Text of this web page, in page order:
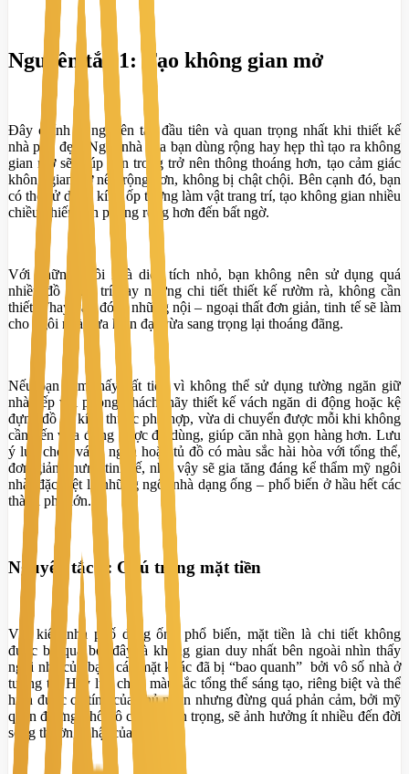
Nguyên tắc 1: Tạo không gian mở
Đây chính là nguyên tắc đầu tiên và quan trọng nhất khi thiết kế
nhà phố đẹp. Ngôi nhà của bạn dùng rộng hay hẹp thì tạo ra không
gian mở sẽ giúp bên trong trở nên thông thoáng hơn, tạo cảm giác
không gian trở nên rộng hơn, không bị chật chội. Bên cạnh đó, bạn
có thể sử dụng kính ốp tường làm vật trang trí, tạo không gian nhiều
chiều khiến căn phòng rộng hơn đến bất ngờ.
Với những ngôi nhà diện tích nhỏ, bạn không nên sử dụng quá
nhiều đồ trang trí hay những chi tiết thiết kế rườm rà, không cần
thiết. Thay vào đó là những nội – ngoại thất đơn giản, tinh tế sẽ làm
cho ngôi nhà vừa hiện đại vừa sang trọng lại thoáng đãng.
Nếu bạn cảm thấy bất tiện vì không thể sử dụng tường ngăn giữ
nhà bếp với phòng khách, hãy thiết kế vách ngăn di động hoặc kệ
đựng đồ có kích thước phù hợp, vừa di chuyển được mỗi khi không
cần đến vừa đựng được đồ dùng, giúp căn nhà gọn hàng hơn. Lưu
ý lựa chọn vách ngăn hoặc tủ đồ có màu sắc hài hòa với tổng thể,
đơn giản nhưng tinh tế, như vậy sẽ gia tăng đáng kể thẩm mỹ ngôi
nhà, đặc biệt là những ngôi nhà dạng ống – phổ biến ở hầu hết các
thành phố lớn.
Nguyên tắc 2: Chú trọng mặt tiền
Với kiểu nhà phố dạng ống phổ biến, mặt tiền là chi tiết không
được bỏ qua bởi đây là không gian duy nhất bên ngoài nhìn thấy
ngôi nhà của bạn, các mặt khác đã bị “bao quanh” bởi vô số nhà ở
tương tự. Hãy lựa chọn màu sắc tổng thể sáng tạo, riêng biệt và thể
hiện được cá tính của chủ nhân nhưng đừng quá phản cảm, bởi mỹ
quan đường phố vô cùng quan trọng, sẽ ảnh hưởng ít nhiều đến đời
sống thường nhật của gia đình.